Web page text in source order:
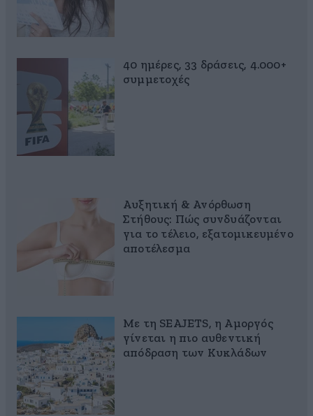
40 ημέρες, 33 δράσεις, 4.000+
συμμετοχές
Αυξητική & Ανόρθωση
Στήθους: Πώς συνδυάζονται
για το τέλειο, εξατομικευμένο
αποτέλεσμα
Με τη SEAJETS, η Αμοργός
γίνεται η πιο αυθεντική
απόδραση των Κυκλάδων